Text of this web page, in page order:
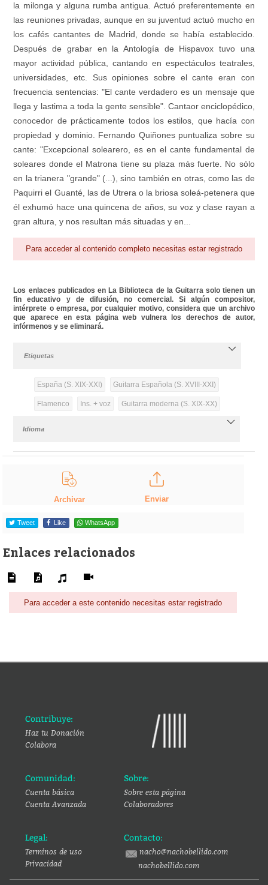
la milonga y alguna rumba antigua. Actuó preferentemente en
las reuniones privadas, aunque en su juventud actuó mucho en
los cafés cantantes de Madrid, donde se había establecido.
Después de grabar en la Antología de Hispavox tuvo una
mayor actividad pública, cantando en espectáculos teatrales,
universidades, etc. Sus opiniones sobre el cante eran con
frecuencia sentencias: "El cante verdadero es un mensaje que
llega y lastima a toda la gente sensible". Cantaor enciclopédico,
conocedor de prácticamente todos los estilos, que hacía con
propiedad y dominio. Fernando Quiñones puntualiza sobre su
cante: "Excepcional solearero, es en el cante fundamental de
soleares donde el Matrona tiene su plaza más fuerte. No sólo
en la trianera "grande" (...), sino también en otras, como las de
Paquirri el Guanté, las de Utrera o la briosa soleá-petenera que
él exhumó hace una quincena de años, su voz y clase rayan a
gran altura, y nos resultan más situadas y en...
Para acceder al contenido completo necesitas estar registrado
Los enlaces publicados en La Biblioteca de la Guitarra solo tienen un
fin educativo y de difusión, no comercial. Si algún compositor,
intérprete o empresa, por cualquier motivo, considera que un archivo
que aparece en esta página web vulnera los derechos de autor,
infórmenos y se eliminará.
Etiquetas
España (S. XIX-XXI) Guitarra Española (S. XVIII-XXI)
Flamenco Ins. + voz Guitarra moderna (S. XIX-XX)
Idioma
Archivar Enviar
Tweet Like WhatsApp
Enlaces relacionados
Para acceder a este contenido necesitas estar registrado
Contribuye:
Haz tu Donación
Colabora
Comunidad:
Cuenta básica
Cuenta Avanzada
Sobre:
Sobre esta página
Colaboradores
Legal:
Terminos de uso
Privacidad
Contacto:
nacho@nachobellido.com
nachobellido.com